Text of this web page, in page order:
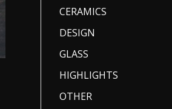
CERAMICS
DESIGN
GLASS
HIGHLIGHTS
OTHER